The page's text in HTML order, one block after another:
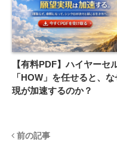
【有料PDF】ハイヤーセ
「HOW」を任せると、
現が加速するのか？
前の記事